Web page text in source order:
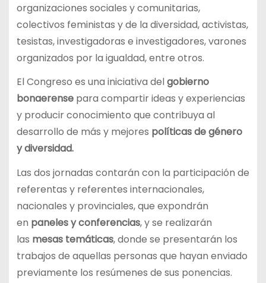
organizaciones sociales y comunitarias,
colectivos feministas y de la diversidad, activistas,
tesistas, investigadoras e investigadores, varones
organizados por la igualdad, entre otros.
El Congreso es una iniciativa delgobierno
bonaerense para compartir ideas y experiencias
y producir conocimiento que contribuya al
desarrollo de más y mejores políticas de género
y diversidad.
Las dos jornadas contarán con la participación de
referentas y referentes internacionales,
nacionales y provinciales, que expondrán
en paneles y conferencias, y se realizarán
las mesas temáticas, donde se presentarán los
trabajos de aquellas personas que hayan enviado
previamente los resúmenes de sus ponencias.